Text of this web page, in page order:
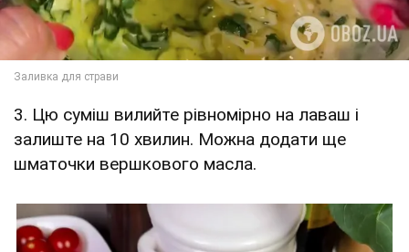
3. Цю суміш вилийте рівномірно на лаваш і
залиште на 10 хвилин. Можна додати ще
шматочки вершкового масла.